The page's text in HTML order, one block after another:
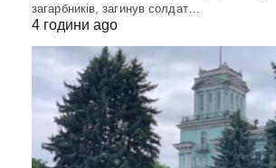
загарбників, загинув солдат…
4 години ago